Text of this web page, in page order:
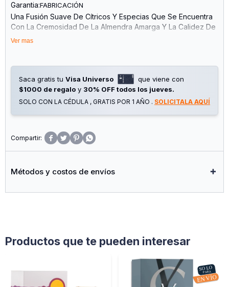
Garantia:FABRICACIÓN
Una Fusión Suave De Cítricos Y Especias Que Se Encuentra
Con La Cremosidad De La Almendra Amarga Y La Calidez De
La Vainilla. Una Fragancia Sofisticada, Serena Y
Notas De Salida: Heliotropo, Comino, Bergamota
Notas De Corazón: Almendra Amarga, Lavanda, Jazmín
Notas De Fondo: Vainilla, Sándalo, Ámbar
Ver mas
Saca gratis tu Visa Universo
que viene con
$1000 de regalo y 30% OFF todos los jueves.
SOLO CON LA CÉDULA , GRATIS POR 1 AÑO . SOLICITALA AQUÍ
   
Métodos y costos de envíos
Productos que te pueden interesar